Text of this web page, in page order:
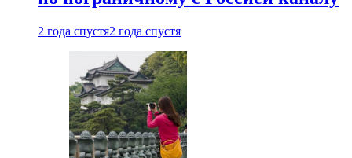
2 года спустя2 года спустя